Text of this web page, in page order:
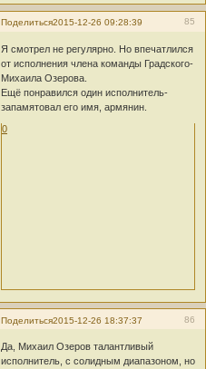
Поделиться 85
2015-12-26 09:28:39
Я смотрел не регулярно. Но впечатлился
от исполнения члена команды Градского-
Михаила Озерова.
Ещё понравился один исполнитель-
запамятовал его имя, армянин.
0
Поделиться 86
2015-12-26 18:37:37
Да, Михаил Озеров талантливый
исполнитель, с солидным диапазоном, но